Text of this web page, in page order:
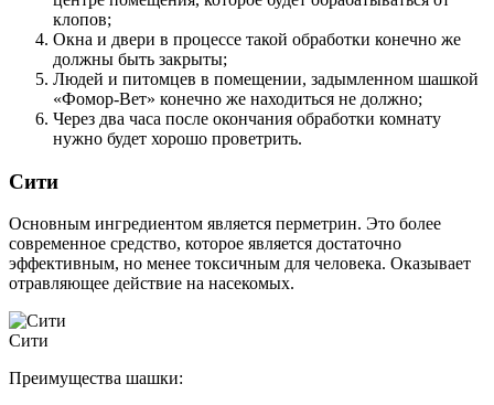
клопов;
Окна и двери в процессе такой обработки конечно же
должны быть закрыты;
Людей и питомцев в помещении, задымленном шашкой
«Фомор-Вет» конечно же находиться не должно;
Через два часа после окончания обработки комнату
нужно будет хорошо проветрить.
Сити
Основным ингредиентом является перметрин. Это более
современное средство, которое является достаточно
эффективным, но менее токсичным для человека. Оказывает
отравляющее действие на насекомых.
Сити
Преимущества шашки: